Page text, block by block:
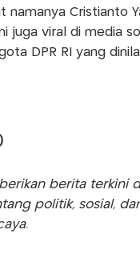
Cristianto
juga viral di media
DPR RI yang
berita terkini
politik, sosial,